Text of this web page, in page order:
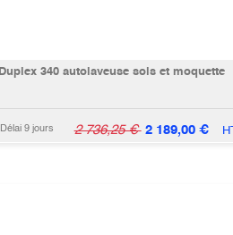
Duplex 340 autolaveuse sols et moquette
Délai 9 jours 2 736,25€ 2 189,00€ HT